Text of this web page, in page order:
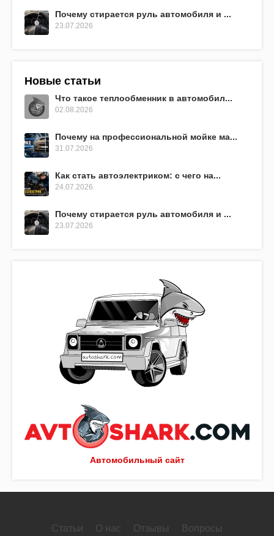
Автомобильный сайт
Почему стирается руль автомобиля и ...
23.07.2026
Новые статьи
Что такое теплообменник в автомобил...
02.08.2026
Почему на профессиональной мойке ма...
31.07.2026
Как стать автоэлектриком: с чего на...
24.07.2026
Почему стирается руль автомобиля и ...
23.07.2026
Статьи О нас Отзывы Вопросы